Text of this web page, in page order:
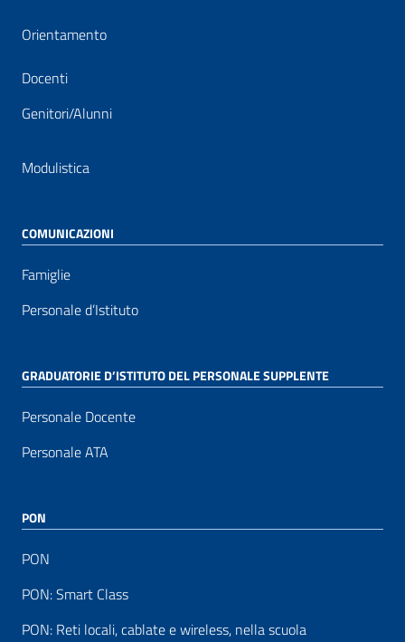
Orientamento
Docenti
Genitori/Alunni
Modulistica
COMUNICAZIONI
Famiglie
Personale d’Istituto
GRADUATORIE D’ISTITUTO DEL PERSONALE SUPPLENTE
Personale Docente
Personale ATA
PON
PON
PON: Smart Class
PON: Reti locali, cablate e wireless, nella scuola